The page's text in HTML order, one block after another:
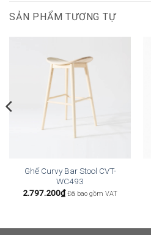
SẢN PHẨM TƯƠNG TỰ
Ghế Curvy Bar Stool CVT-
WC493
2.797.200₫ Đã bao gồm VAT